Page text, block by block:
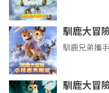
馴鹿大冒
馴鹿兄弟攜
馴鹿大冒